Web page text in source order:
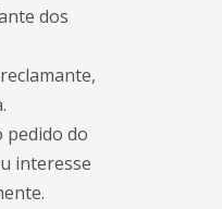
dos
pedido do
interesse